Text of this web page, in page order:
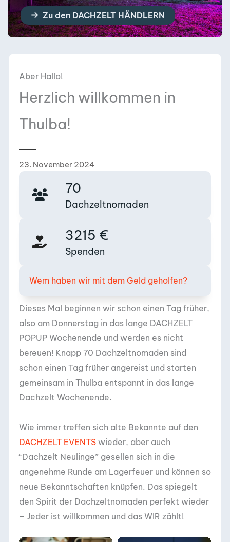
Zur DACHZELT BERATUNG
Aber Hallo!
Herzlich willkommen in
Thulba!
23. November 2024
70
Dachzeltnomaden
3215 €
Spenden
Wem haben wir mit dem Geld geholfen?
Dieses Mal beginnen wir schon einen Tag früher,
also am Donnerstag in das lange DACHZELT
POPUP Wochenende und werden es nicht
bereuen! Knapp 70 Dachzeltnomaden sind
schon einen Tag früher angereist und starten
gemeinsam in Thulba entspannt in das lange
Dachzelt Wochenende.
Wie immer treffen sich alte Bekannte auf den
DACHZELT EVENTS wieder, aber auch
“Dachzelt Neulinge” gesellen sich in die
angenehme Runde am Lagerfeuer und können so
neue Bekanntschaften knüpfen. Das spiegelt
den Spirit der Dachzeltnomaden perfekt wieder
– Jeder ist willkommen und das WIR zählt!